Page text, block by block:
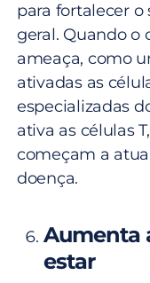
para fortalecer
geral. Quando o
ameaça, como
ativadas as
especializadas
ativa as células
começam a
doença.
Aumenta
estar